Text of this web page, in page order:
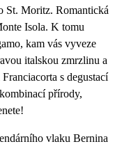
St. Moritz. Romantická
Isola. K tomu
kam vás vyveze
italskou zmrzlinu a
s degustací
přírody,
vlaku Bernina